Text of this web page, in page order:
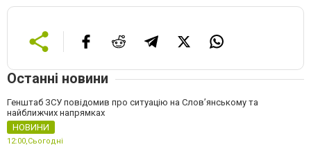
Останні новини
Генштаб ЗСУ повідомив про ситуацію на Слов’янському та
найближчих напрямках
НОВИНИ
12:00,Сьогодні